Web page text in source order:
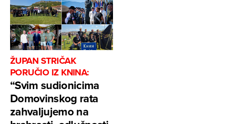
ŽUPAN STRIČAK
PORUČIO IZ KNINA:
“Svim sudionicima
Domovinskog rata
zahvaljujemo na